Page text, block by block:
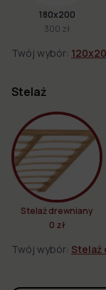
180x200
300 zł
Twój wybór:
Stelaż
Stelaż drewniany
0 zł
Twój wybór: Stelaż